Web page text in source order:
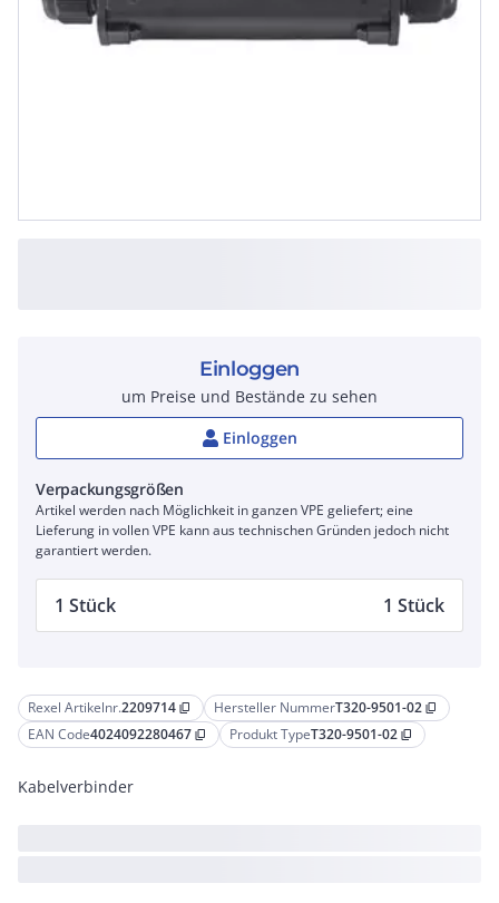
Rexel Artikelnr.2209714 content_copy Hersteller NummerT320-9501-02 content_copy
EAN Code4024092280467 content_copy Produkt TypeT320-9501-02 content_copy
Kabelverbinder
Einloggen
um Preise und Bestände zu sehen
Einloggen
Verpackungsgrößen
Artikel werden nach Möglichkeit in ganzen VPE geliefert; eine
Lieferung in vollen VPE kann aus technischen Gründen jedoch nicht
garantiert werden.
1 Stück 1 Stück